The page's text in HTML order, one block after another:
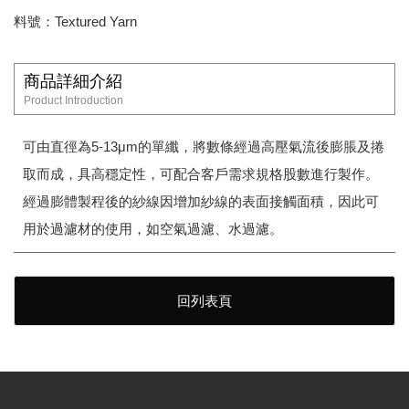
料號：Textured Yarn
商品詳細介紹
Product Introduction
可由直徑為5-13μm的單纖，將數條經過高壓氣流後膨脹及捲
取而成，具高穩定性，可配合客戶需求規格股數進行製作。
經過膨體製程後的紗線因增加紗線的表面接觸面積，因此可
用於過濾材的使用，如空氣過濾、水過濾。
回列表頁